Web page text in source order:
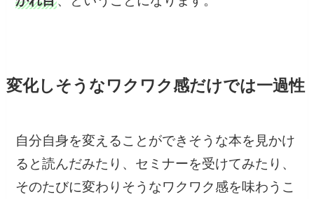
変化しそうなワクワク感だけでは一過性
自分自身を変えることができそうな本を見かけ
ると読んだみたり、セミナーを受けてみたり、
そのたびに変わりそうなワクワク感を味わうこ